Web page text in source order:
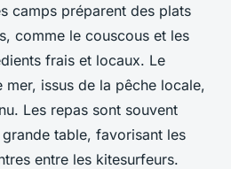
camps préparent des plats
comme le couscous et les
frais et locaux. Le
issus de la pêche locale,
Les repas sont souvent
table, favorisant les
entre les kitesurfeurs.